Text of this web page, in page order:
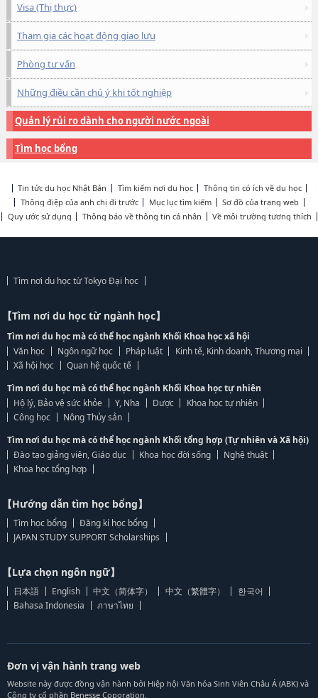
Visa (Thị thực)
Tham gia các hoạt động giao lưu
Phòng tư vấn
Những điều cần chú ý khi tốt nghiệp
Quản lý rủi ro dành cho người nước ngoài
Tìm học bổng
Tin tức du học Nhật Bản Tìm kiếm nơi du học
Thông tin có ích về du học
Thông điệp của anh chị đi trước
Mục lục tìm kiếm
Sơ đồ của trang web
Quy ước sử dụng
Thông báo về thông tin cá nhân Về môi trường tương thích
Tìm nơi du học từ Tokyo Đại học
【Tìm nơi du học từ ngành học】
Tìm nơi du học mà có thể học ngành Khối Khoa học xã hội
Văn học
Ngôn ngữ học Pháp luật
Kinh tế, Kinh doanh, Thương mại
Xã hội học
Quan hệ quốc tế
Tìm nơi du học mà có thể học ngành Khối Khoa học tự nhiên
Hộ lý, Bảo vệ sức khỏe
Y, Nha Dược
Khoa học tự nhiên
Công học
Nông Thủy sản
Tìm nơi du học mà có thể học ngành Khối tổng hợp (Tự nhiên và Xã hội)
Đào tạo giảng viên, Giáo dục
Khoa học đời sống
Nghệ thuật
Khoa học tổng hợp
【Hướng dẫn tìm học bổng】
Tìm học bổng
Đăng kí học bổng
JAPAN STUDY SUPPORT Scholarships
【Lựa chọn ngôn ngữ】
日本語 English 中文（简体字） 中文（繁體字）
한국어
Bahasa Indonesia
ภาษาไทย
Đơn vị vận hành trang web
Website này được đồng vận hành bởi Hiệp hội Văn hóa Sinh Viên Châu Á (ABK) và
Công ty cổ phần Benesse Coporation.